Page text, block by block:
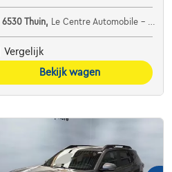
6530 Thuin, Le Centre Automobile - Garage Detournay
Vergelijk
Bekijk wagen